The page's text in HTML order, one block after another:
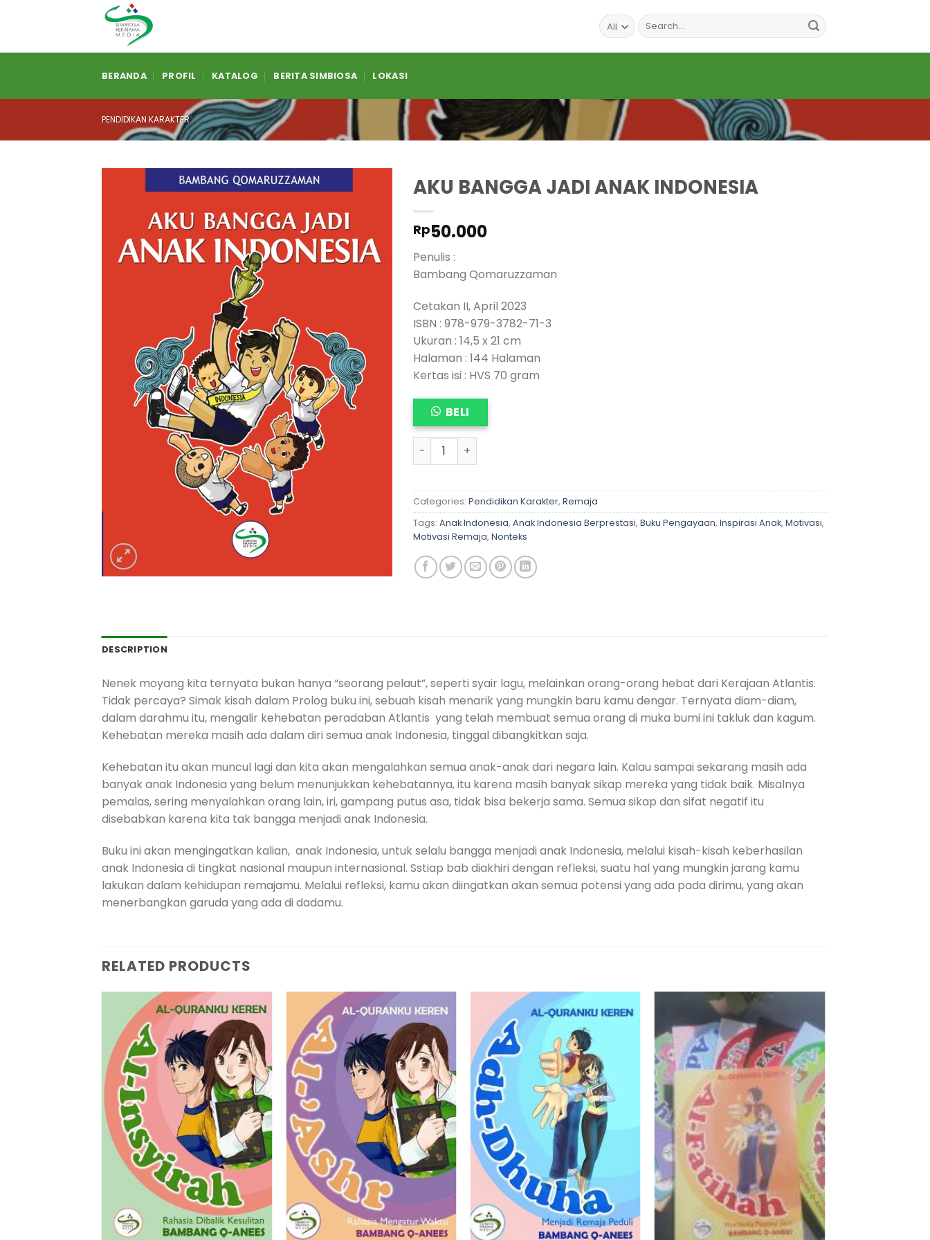
Search
for:
BERANDA PROFIL KATALOG BERITA SIMBIOSA LOKASI
PENDIDIKAN KARAKTER
AKU BANGGA JADI ANAK INDONESIA
Rp50.000
Penulis :
Bambang Qomaruzzaman
Cetakan II, April 2023
ISBN : 978-979-3782-71-3
Ukuran : 14,5 x 21 cm
Halaman : 144 Halaman
Kertas isi : HVS 70 gram
BELI
AKU BANGGA JADI ANAK INDONESIA quantity
Categories: Pendidikan Karakter, Remaja
Tags: Anak Indonesia, Anak Indonesia Berprestasi, Buku Pengayaan, Inspirasi Anak, Motivasi,
Motivasi Remaja, Nonteks
DESCRIPTION
Nenek moyang kita ternyata bukan hanya “seorang pelaut”, seperti syair lagu, melainkan orang-orang hebat dari Kerajaan Atlantis.
Tidak percaya? Simak kisah dalam Prolog buku ini, sebuah kisah menarik yang mungkin baru kamu dengar. Ternyata diam-diam,
dalam darahmu itu, mengalir kehebatan peradaban Atlantis yang telah membuat semua orang di muka bumi ini takluk dan kagum.
Kehebatan mereka masih ada dalam diri semua anak Indonesia, tinggal dibangkitkan saja.
Kehebatan itu akan muncul lagi dan kita akan mengalahkan semua anak-anak dari negara lain. Kalau sampai sekarang masih ada
banyak anak Indonesia yang belum menunjukkan kehebatannya, itu karena masih banyak sikap mereka yang tidak baik. Misalnya
pemalas, sering menyalahkan orang lain, iri, gampang putus asa, tidak bisa bekerja sama. Semua sikap dan sifat negatif itu
disebabkan karena kita tak bangga menjadi anak Indonesia.
Buku ini akan mengingatkan kalian, anak Indonesia, untuk selalu bangga menjadi anak Indonesia, melalui kisah-kisah keberhasilan
anak Indonesia di tingkat nasional maupun internasional. Sstiap bab diakhiri dengan refleksi, suatu hal yang mungkin jarang kamu
lakukan dalam kehidupan remajamu. Melalui refleksi, kamu akan diingatkan akan semua potensi yang ada pada dirimu, yang akan
menerbangkan garuda yang ada di dadamu.
RELATED PRODUCTS